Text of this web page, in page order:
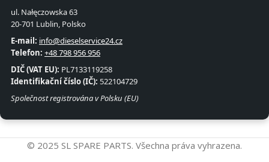
ul. Nałęczowska 63
20-701 Lublin, Polsko
E-mail: info@dieselservice24.cz
Telefon: +48 798 956 956
DIČ (VAT EU): PL7133119258
Identifikační číslo (IČ): 522104729
Společnost registrována v Polsku (EU)
© 2025 SL SPARE PARTS. Všechna práva vyhrazena.